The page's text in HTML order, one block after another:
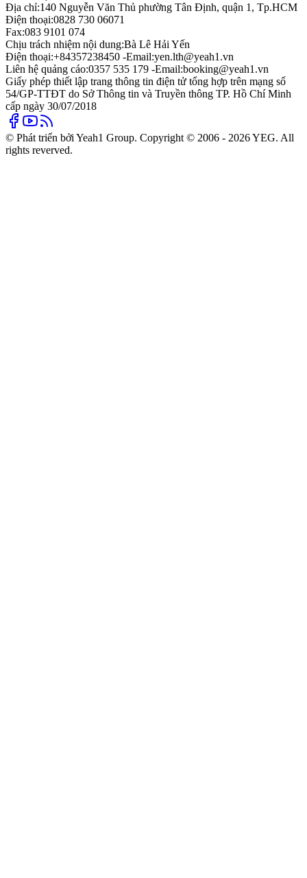
Địa chỉ:140 Nguyễn Văn Thủ phường Tân Định, quận 1, Tp.HCM
Điện thoại:0828 730 06071
Fax:083 9101 074
Chịu trách nhiệm nội dung:Bà Lê Hải Yến
Điện thoại:+84357238450 -Email:yen.lth@yeah1.vn
Liên hệ quảng cáo:0357 535 179 -Email:booking@yeah1.vn
Giấy phép thiết lập trang thông tin điện tử tổng hợp trên mạng số
54/GP-TTĐT do Sở Thông tin và Truyền thông TP. Hồ Chí Minh
cấp ngày 30/07/2018
© Phát triển bởi Yeah1 Group. Copyright © 2006 - 2026 YEG. All
rights reverved.